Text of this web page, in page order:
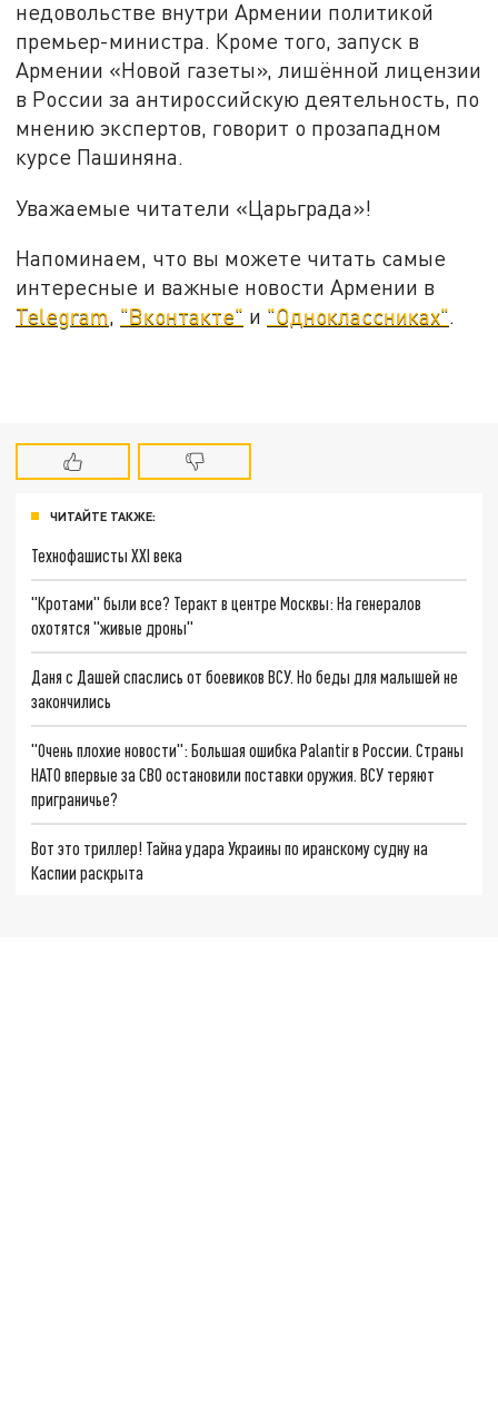
недовольстве внутри Армении политикой
премьер-министра. Кроме того, запуск в
Армении «Новой газеты», лишённой лицензии
в России за антироссийскую деятельность, по
мнению экспертов, говорит о прозападном
курсе Пашиняна.
Уважаемые читатели «Царьграда»!
Напоминаем, что вы можете читать самые
интересные и важные новости Армении в
Telegram, "Вконтакте" и "Одноклассниках".
ЧИТАЙТЕ ТАКЖЕ:
Технофашисты XXI века
"Кротами" были все? Теракт в центре Москвы: На генералов
охотятся "живые дроны"
Даня с Дашей спаслись от боевиков ВСУ. Но беды для малышей не
закончились
"Очень плохие новости": Большая ошибка Palantir в России. Страны
НАТО впервые за СВО остановили поставки оружия. ВСУ теряют
приграничье?
Вот это триллер! Тайна удара Украины по иранскому судну на
Каспии раскрыта